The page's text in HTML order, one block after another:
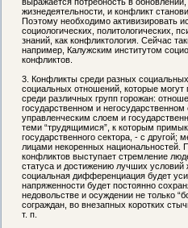
жизнедеятельности, и конфликт
Поэтому необходимо активизировать
социологических, политологических,
знаний, как конфликтология. Сейчас
например, Калужским институтом
конфликтов.
3. Конфликты среди разных
социальных отношений, которые
среди различных групп горожан:
государственном и
управленческим слоем и
теми “трудящимися”, к которым
государственного сектора, - с другой;
лицами некоренных
конфликтов выступает стремление
статуса и достижению лучших
социальная дифференциация будет
напряженности будет постоянно
недовольстве и осуждении не только
сограждан, во внезапных коротких
т. п.